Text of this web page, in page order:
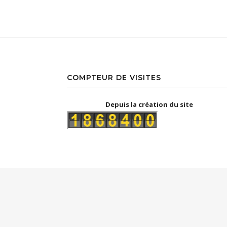
COMPTEUR DE VISITES
Depuis la création du site